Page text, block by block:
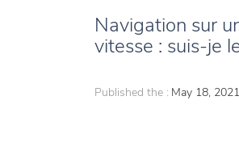
Navigation sur
vitesse : suis-je
Published the : May 18, 2021